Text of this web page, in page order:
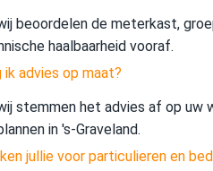
beoordelen de meterkast,
haalbaarheid vooraf.
ik advies op maat?
stemmen het advies af op uw
in 's-Graveland.
jullie voor particulieren en